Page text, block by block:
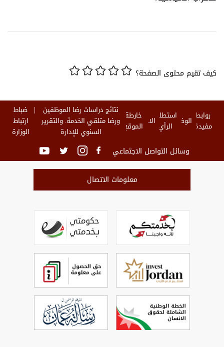
كيف تقيم محتوى الصفحة؟
روابط
مفيدة الوظائفاستطلاع
الرأي الاخبارخارطة
الموقع
نتائج دراسات رضا الموظفين
ورضا متلقي الخدمة. والتقرير
السنوي للإدارة
ضباط
ارتباط
الوزارة
وسائل التواصل الاجتماعي
معلومات الاتصال